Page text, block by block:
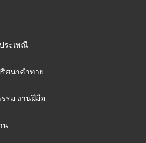
ระเพณี
ศนาคำทาย
รม งานฝีมือ
น